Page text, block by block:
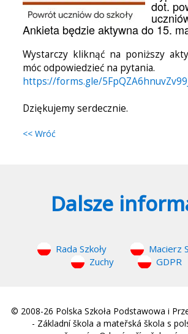
dot.
Ankieta będzie aktywna do 15.
Wystarczy kliknąć na poniższy
móc odpowiedzieć na pytania.
https://forms.gle/
Dziękujemy serdecznie.
<< Wróć
Dalsze
Rada Szkoły
Macierz
Zuchy
GDPR
© 2008-26 Polska Szkoła Podstawowa i
- Základní škola a mateřská škola s